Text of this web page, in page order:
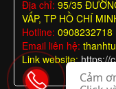
Địa chỉ: 95/35
VẤP, TP HỒ CHÍ
Hotline: 0908232718
Email liên hệ:
Link website:https://
Cảm